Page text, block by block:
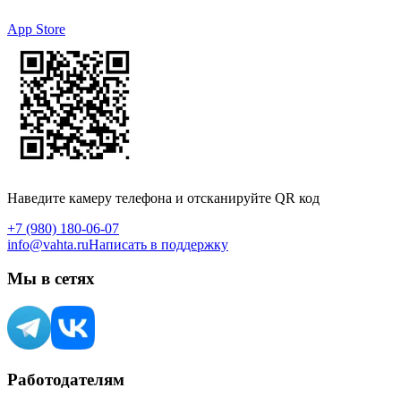
App Store
Наведите камеру телефона и отсканируйте QR код
+7 (980) 180-06-07
info@vahta.ruНаписать в поддержку
Мы в сетях
Работодателям